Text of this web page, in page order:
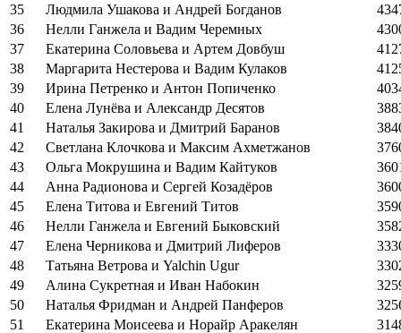
35
Людмила Ушакова и Андрей Богданов
36
Нелли Ганжела и Вадим Черемных
37
Екатерина Соловьева и Артем Довбуш
38
Маргарита Нестерова и Вадим Кулаков
39
Ирина Петренко и Антон Попиченко
40
Елена Лунёва и Александр Десятов
41
Наталья Закирова и Дмитрий Баранов
42
Светлана Клочкова и Максим Ахметжанов
43
Ольга Мокрушина и Вадим Кайтуков
44
Анна Радионова и Сергей Козадёров
45
Елена Титова и Евгений Титов
46
Нелли Ганжела и Евгений Быковский
47
Елена Черникова и Дмитрий Лиферов
48
Татьяна Ветрова и Yalchin Ugur
49
Алина Сукретная и Иван Набокин
50
Наталья Фридман и Андрей Панферов
51
Екатерина Моисеева и Норайр Аракелян